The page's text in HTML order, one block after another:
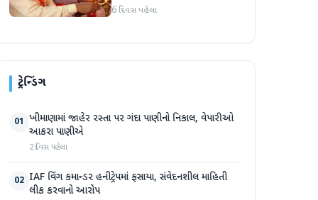
250 થી વધુ કાર્યકર્તાઓ
6 દિવસ પહેલા
ટ્રેન્ડિંગ
01 ખીમાણામાં જાહેર રસ્તા પર ગંદા પાણીનો નિકાલ, વેપારીઓ
આકરા પાણીએ
2 દિવસ પહેલા
02 IAF વિંગ કમાન્ડર હનીટ્રેપમાં ફસાયા, સંવેદનશીલ માહિતી
લીક કરવાનો આરોપ